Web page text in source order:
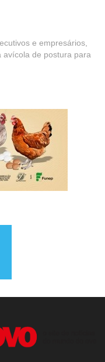
e empresários,
avícola de postura para